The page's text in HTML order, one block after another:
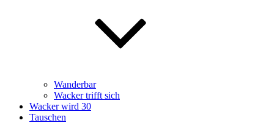
Wanderbar
Wacker trifft sich
Wacker wird 30
Tauschen